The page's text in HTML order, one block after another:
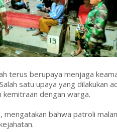
terus berupaya menjaga
satu upaya yang dilakukan
dengan warga.
mengatakan bahwa patroli